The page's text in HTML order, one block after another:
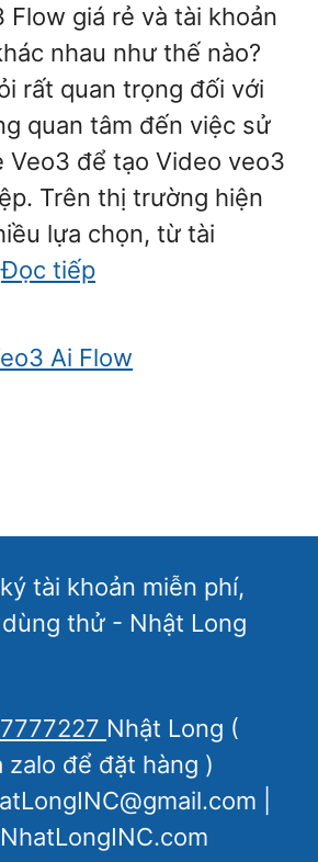
Flow giá rẻ và tài khoản
nhau như thế nào?
rất quan trọng đối với
quan tâm đến việc sử
Veo3 để tạo Video veo3
Trên thị trường hiện
lựa chọn, từ tài
Đọc tiếp
Ai Flow
tài khoản miễn phí,
thử - Nhật Long
Nhật Long (
zalo để đặt hàng )
|